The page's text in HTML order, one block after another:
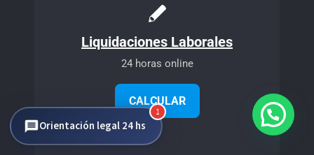
Liquidaciones Laborales
24 horas online
CALCULAR
1
Orientación legal 24 hs